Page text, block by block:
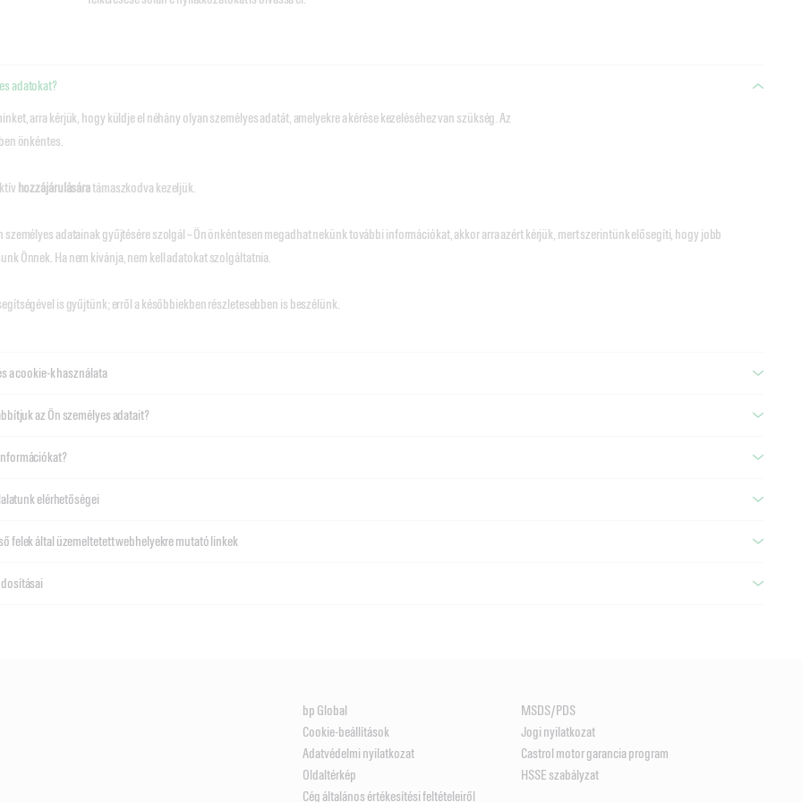
adatokat?
arra kérjük, hogy küldje el néhány olyan személyes adatát, amelyekre a kérése kezeléséhez van szükség. Az
önkéntes.
hozzájárulásáratámaszkodva kezeljük.
személyes adatainak gyűjtésére szolgál – Ön önkéntesen megadhat nekünk további információkat, akkor arra azért kérjük, mert szerintünk elősegíti, hogy jobb
Önnek. Ha nem kívánja, nem kell adatokat szolgáltatnia.
is gyűjtünk; erről a későbbiekben részletesebben is beszélünk.
a cookie-k használata
az Ön személyes adatait?
elérhetőségei
felek által üzemeltetett webhelyekre mutató linkek
bp Global
MSDS/PDS
Cookie-beállítások
Jogi nyilatkozat
Adatvédelmi nyilatkozat
Castrol motor garancia program
Oldaltérkép
HSSE szabályzat
Cég általános értékesítési feltételeiről